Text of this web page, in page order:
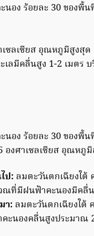
อง ร้อยละ 30 ของพื้
ลเซียส อุณหภูมิสูงสุด
เลมีคลื่นสูง 1-2 เมต
อง ร้อยละ 30 ของพื้
งศาเซลเซียส อุณหภูมิ
ป: ลมตะวันตกเฉียงใต้
ณที่มีฝนฟ้าคะนองมีคลื่
า: ลมตะวันตกเฉียงใต้
ะนองคลื่นสูงประมาณ